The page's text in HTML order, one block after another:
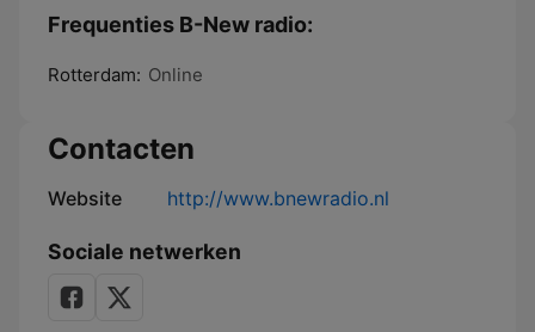
Frequenties B-New radio:
Rotterdam: Online
Contacten
Website http://www.bnewradio.nl
Sociale netwerken